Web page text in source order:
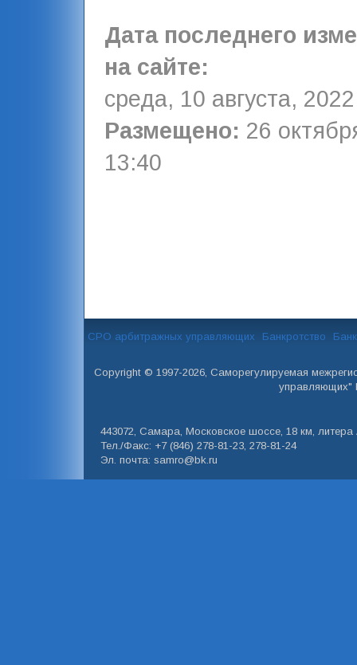
Дата последнего
на сайте:
среда, 10 августа,
Размещено: 26
13:40
СРО арбитражных управляющих Банкротство
Copyright © 1997-2026, Саморегулируемая
управляющих"
443072, Самара, Московское шоссе, 18 км, литера
Тел./Факс: +7 (846) 278-81-23, 278-81-24
Эл. почта: samro@bk.ru